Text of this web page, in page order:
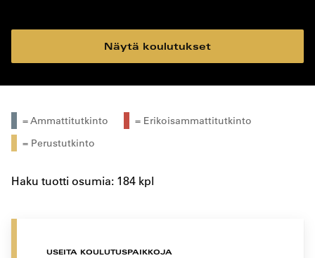
Näytä koulutukset
= Ammattitutkinto
= Erikoisammattitutkinto
= Perustutkinto
Haku tuotti osumia: 184 kpl
USEITA KOULUTUSPAIKKOJA